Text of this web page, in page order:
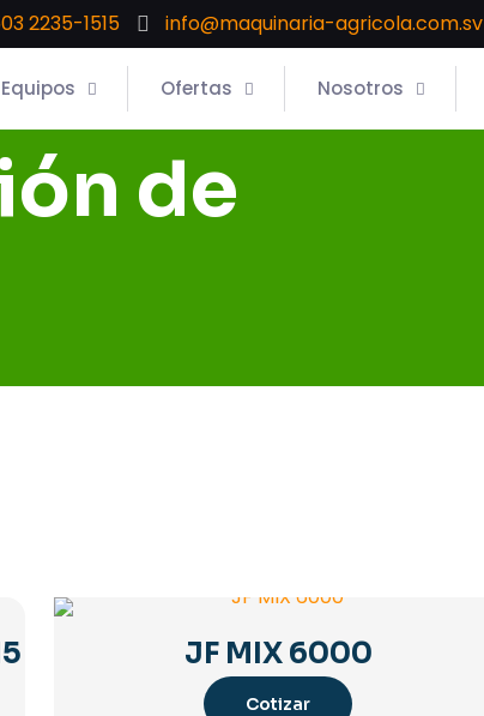
2235-1515 info@maquinaria-agricola.com.sv
Ofertas Nosotros
de
JF MIX 6000
Cotizar